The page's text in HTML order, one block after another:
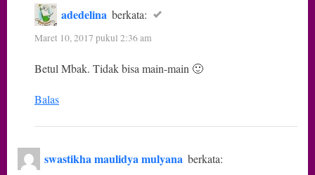
adedelina berkata:
Maret 10, 2017 pukul 2:36 am
Betul Mbak. Tidak bisa main-main 🙂
Balas
swastikha maulidya mulyana berkata: